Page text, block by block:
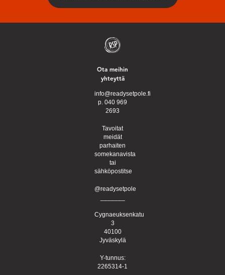
Ota meihin
yhteyttä
info@readysetpole.fi
p. 040 969
2693
Tavoitat
meidät
parhaiten
somekanavista
tai
sähköpostitse
@readysetpole
Cygnaeuksenkatu
3
40100
Jyväskylä
Y-tunnus:
2265314-1